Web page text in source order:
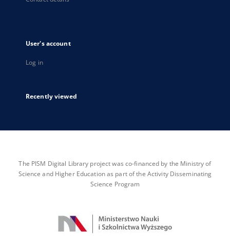
User's account
Log in
Recently viewed
The PISM Digital Library project was co-financed by the Ministry of
Science and Higher Education as part of the Activity Disseminating
Science Program